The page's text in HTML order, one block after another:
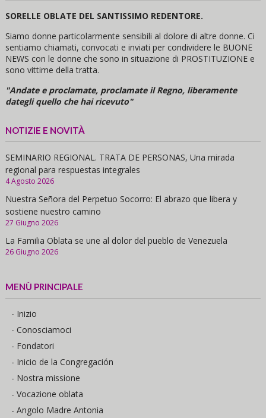
SORELLE OBLATE DEL SANTISSIMO REDENTORE.
Siamo donne particolarmente sensibili al dolore di altre donne. Ci
sentiamo chiamati, convocati e inviati per condividere le BUONE
NEWS con le donne che sono in situazione di PROSTITUZIONE e
sono vittime della tratta.
"Andate e proclamate, proclamate il Regno, liberamente
dategli quello che hai ricevuto"
NOTIZIE E NOVITÀ
SEMINARIO REGIONAL. TRATA DE PERSONAS, Una mirada
regional para respuestas integrales
4 Agosto 2026
Nuestra Señora del Perpetuo Socorro: El abrazo que libera y
sostiene nuestro camino
27 Giugno 2026
La Familia Oblata se une al dolor del pueblo de Venezuela
26 Giugno 2026
MENÙ PRINCIPALE
- Inizio
- Conosciamoci
- Fondatori
- Inicio de la Congregación
- Nostra missione
- Vocazione oblata
- Angolo Madre Antonia